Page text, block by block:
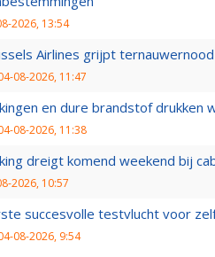
2026, 13:54
Airlines grijpt
08-2026, 11:47
en dure brandstof drukken
08-2026, 11:38
dreigt komend weekend bij
2026, 10:57
succesvolle testvlucht voor
08-2026, 9:54